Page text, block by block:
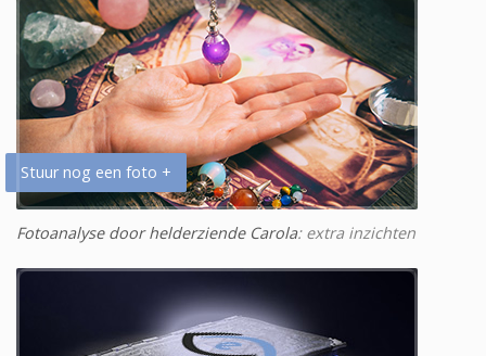
Stuur nog een foto +
Fotoanalyse door helderziende Carola: extra inzichten